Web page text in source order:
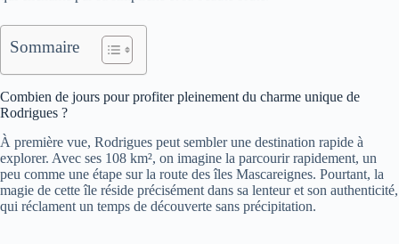
Sommaire
Combien de jours pour profiter pleinement du charme unique de
Rodrigues ?
À première vue, Rodrigues peut sembler une destination rapide à
explorer. Avec ses 108 km², on imagine la parcourir rapidement, un
peu comme une étape sur la route des îles Mascareignes. Pourtant, la
magie de cette île réside précisément dans sa lenteur et son authenticité,
qui réclament un temps de découverte sans précipitation.